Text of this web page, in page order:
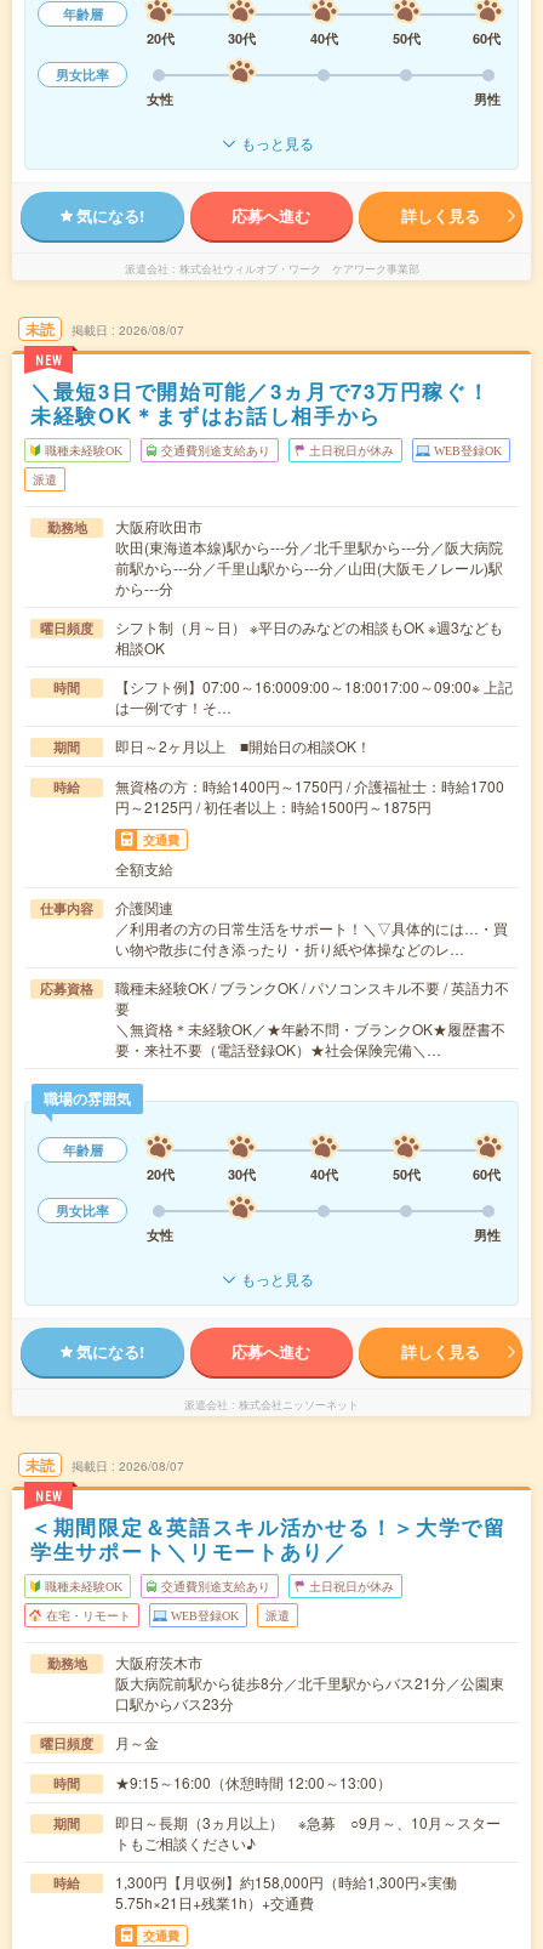
年齢層
20代
30代 40代 50代
60代
男女比率
女性
男性
もっと見る
気になる! 応募へ進む 詳しく見る
派遣会社 株式会社ウィルオブ・ワーク ケアワーク事業部
未読
NEW
掲載日 2026/08/07
＼最短3日で開始可能／3ヵ月で73万円稼ぐ！
未経験OK＊まずはお話し相手から
職種未経験OK 交通費別途支給あり 土日祝日が休み WEB登録OK
派遣
勤務地
大阪府吹田市
吹田(東海道本線)駅から---分／北千里駅から---分／阪大病院
前駅から---分／千里山駅から---分／山田(大阪モノレール)駅
から---分
曜日頻度
シフト制（月～日） ※平日のみなどの相談もOK ※週3なども
相談OK
時間
【シフト例】07:00～16:0009:00～18:0017:00～09:00※ 上記
は一例です！そ…
期間 即日～2ヶ月以上 ■開始日の相談OK！
時給
無資格の方：時給1400円～1750円 / 介護福祉士：時給1700
円～2125円 / 初任者以上：時給1500円～1875円
交通費
全額支給
仕事内容
介護関連
／利用者の方の日常生活をサポート！＼▽具体的には…・買
い物や散歩に付き添ったり・折り紙や体操などのレ…
応募資格
職種未経験OK / ブランクOK / パソコンスキル不要 / 英語力不
要
＼無資格＊未経験OK／★年齢不問・ブランクOK★履歴書不
要・来社不要（電話登録OK）★社会保険完備＼…
職場の雰囲気
年齢層
20代
30代 40代 50代
60代
男女比率
女性
男性
もっと見る
気になる! 応募へ進む 詳しく見る
派遣会社 株式会社ニッソーネット
未読
NEW
掲載日 2026/08/07
＜期間限定＆英語スキル活かせる！＞大学で留
学生サポート＼リモートあり／
職種未経験OK 交通費別途支給あり 土日祝日が休み
在宅・リモート WEB登録OK 派遣
勤務地
大阪府茨木市
阪大病院前駅から徒歩8分／北千里駅からバス21分／公園東
口駅からバス23分
曜日頻度 月～金
時間 ★9:15～16:00（休憩時間 12:00～13:00）
期間
即日～長期（3ヵ月以上） ※急募 ○9月～、10月～スター
トもご相談ください♪
時給
1,300円【月収例】約158,000円（時給1,300円×実働
5.75h×21日+残業1h）+交通費
交通費